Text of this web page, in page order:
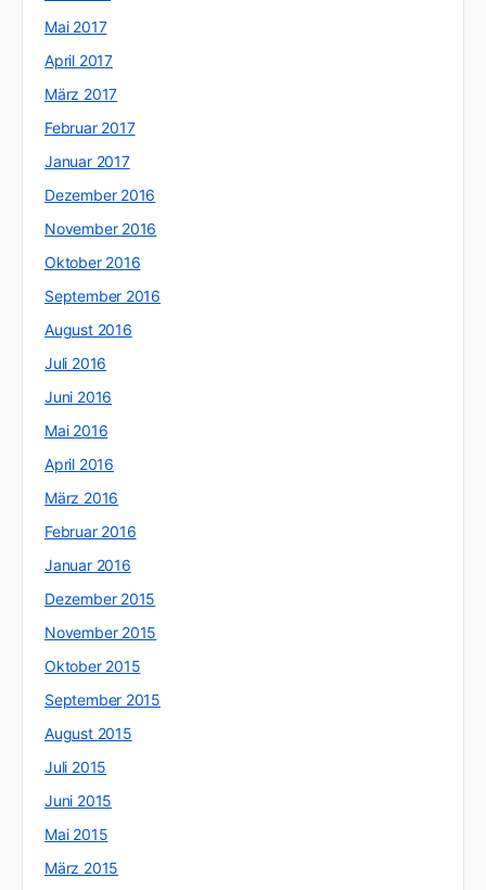
Mai 2017
April 2017
März 2017
Februar 2017
Januar 2017
Dezember 2016
November 2016
Oktober 2016
September 2016
August 2016
Juli 2016
Juni 2016
Mai 2016
April 2016
März 2016
Februar 2016
Januar 2016
Dezember 2015
November 2015
Oktober 2015
September 2015
August 2015
Juli 2015
Juni 2015
Mai 2015
März 2015